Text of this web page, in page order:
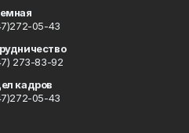
05-43
273-83-92
кадров
05-43